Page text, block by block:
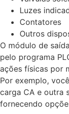
Luzes
Contatores
Outros
O módulo de
pelo programa
ações físicas por
Por exemplo,
carga CA e outra
fornecendo